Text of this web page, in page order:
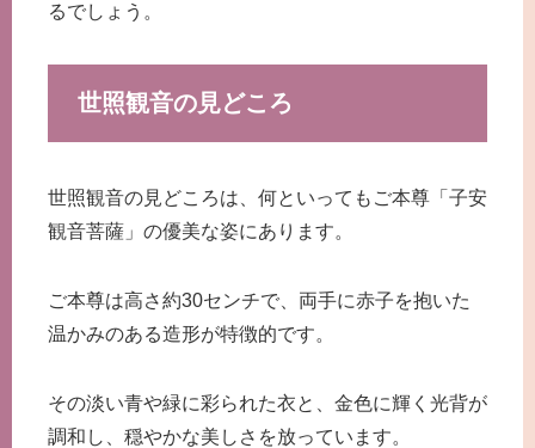
るでしょう。
世照観音の見どころ
世照観音の見どころは、何といってもご本尊「子安
観音菩薩」の優美な姿にあります。
ご本尊は高さ約30センチで、両手に赤子を抱いた
温かみのある造形が特徴的です。
その淡い青や緑に彩られた衣と、金色に輝く光背が
調和し、穏やかな美しさを放っています。